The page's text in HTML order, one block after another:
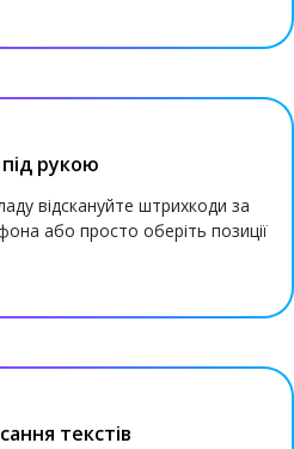
рукою
відскануйте штрихкоди за
або просто оберіть позиції
текстів